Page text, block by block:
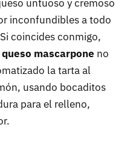
untuoso y cremoso
inconfundibles a todo
coincides conmigo,
mascarpone no
la tarta al
usando bocaditos
para el relleno,